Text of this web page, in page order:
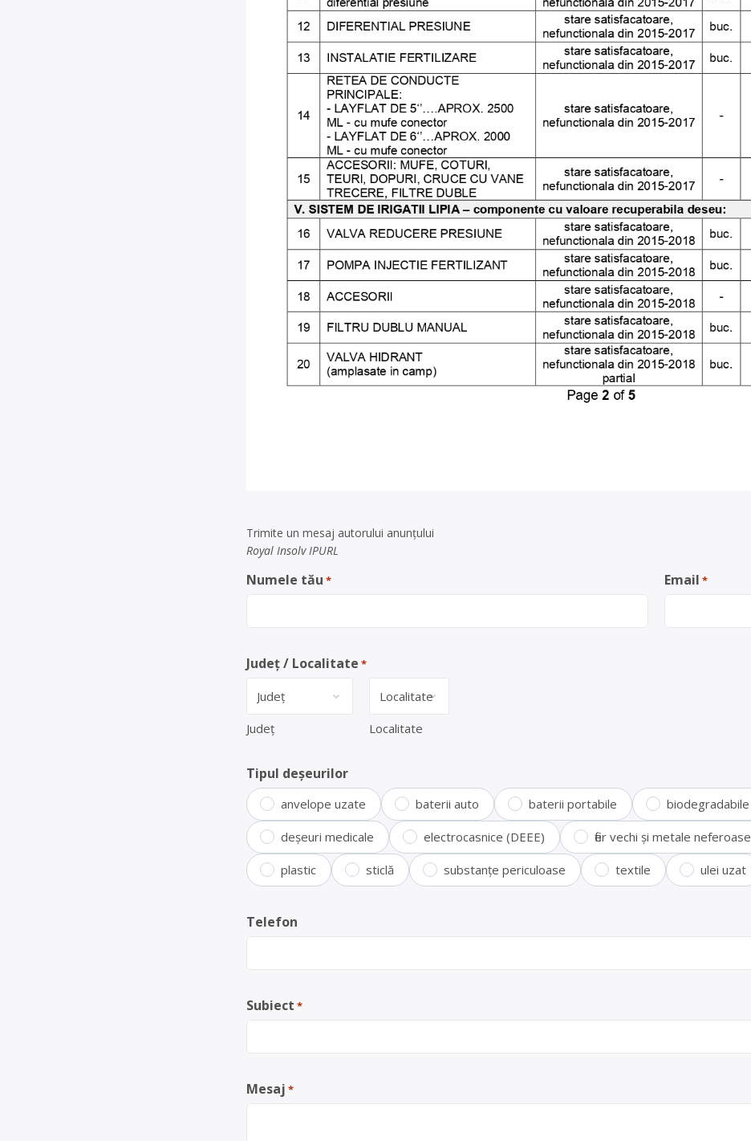
Trimite un mesaj autorului anunţului
Royal Insolv IPURL
Numele tău * Email *
Județ / Localitate *
Județ Localitate
Tipul deșeurilor
anvelope uzate baterii auto baterii portabile biodegradabile
deșeuri medicale electrocasnice (DEEE) fier vechi și metale neferoase
plastic sticlă substanțe periculoase textile ulei uzat
Telefon
Subiect *
Mesaj *